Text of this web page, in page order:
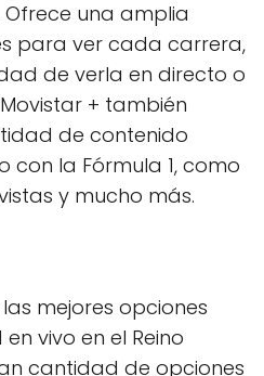
Ofrece una amplia
para ver cada carrera,
de verla en directo o
+ también
de contenido
la Fórmula 1, como
y mucho más.
mejores opciones
vivo en el Reino
cantidad de opciones